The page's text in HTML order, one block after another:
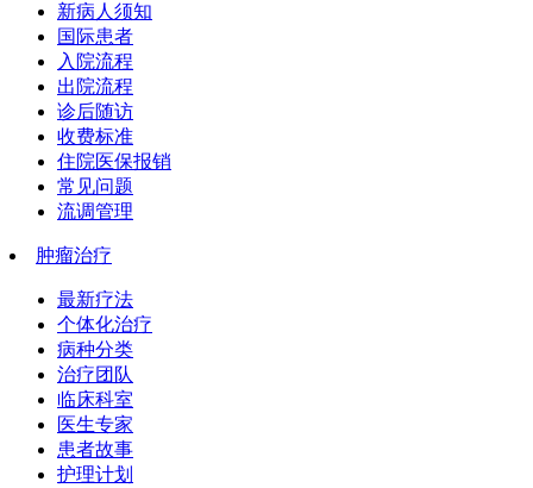
新病人须知
国际患者
入院流程
出院流程
诊后随访
收费标准
住院医保报销
常见问题
流调管理
肿瘤治疗
最新疗法
个体化治疗
病种分类
治疗团队
临床科室
医生专家
患者故事
护理计划